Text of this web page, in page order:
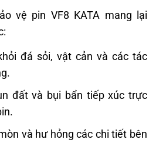
vệ pin VF8 KATA mang lại
đá sỏi, vật cản và các tác
đất và bụi bẩn tiếp xúc trực
và hư hỏng các chi tiết bên